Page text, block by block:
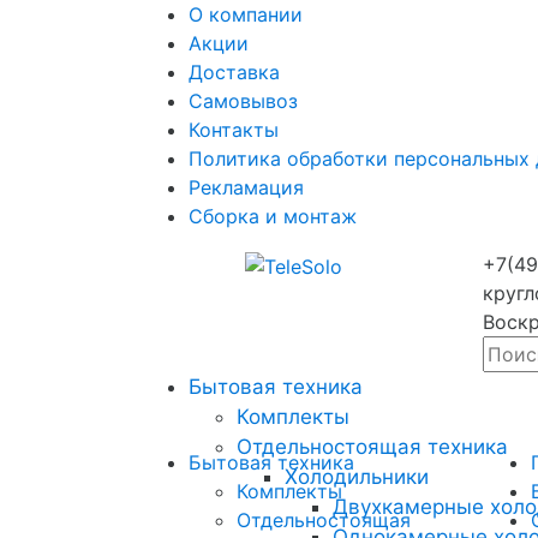
О компании
Акции
Доставка
Самовывоз
Контакты
Политика обработки персональных
Рекламация
Сборка и монтаж
Бытовая техника
Комплекты
Отдельностоящая техника
Холодильники
Двухкамерные
Бытовая техника
Комплекты
Отдельностоящая